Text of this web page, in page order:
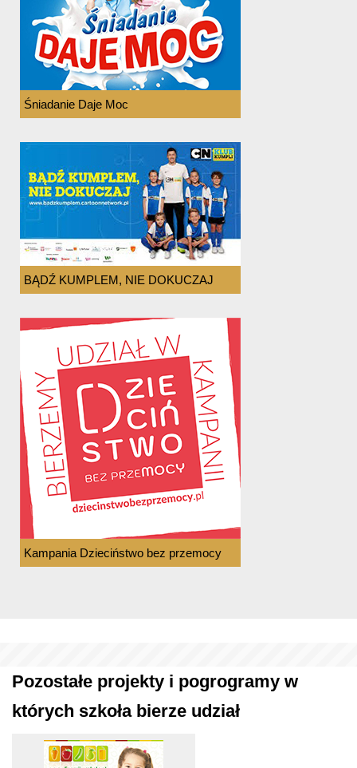
Śniadanie Daje Moc
BĄDŹ KUMPLEM, NIE DOKUCZAJ
Kampania Dzieciństwo bez przemocy
Pozostałe projekty i pogrogramy w
których szkoła bierze udział